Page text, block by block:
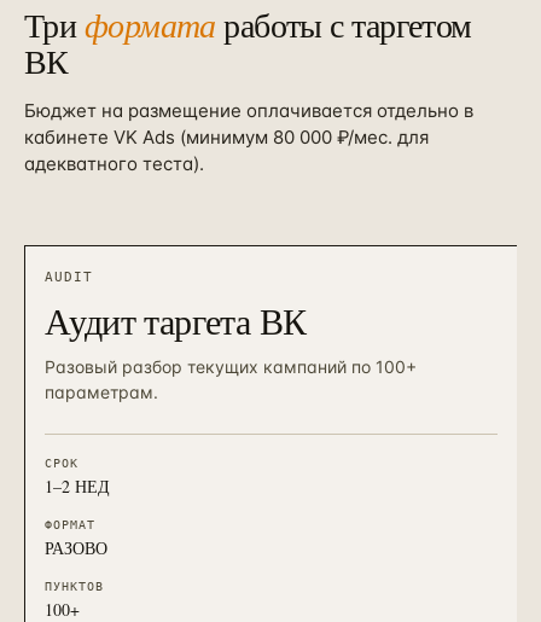
Триформатаработы с таргетом
ВК
Бюджет на размещение оплачивается отдельно в
кабинете VK Ads (минимум 80 000 ₽/мес. для
адекватного теста).
AUDIT
Аудит таргета ВК
Разовый разбор текущих кампаний по 100+
параметрам.
СРОК
1–2 НЕД
ФОРМАТ
РАЗОВО
ПУНКТОВ
100+